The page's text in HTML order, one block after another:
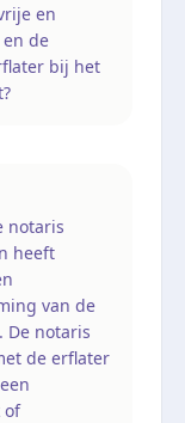
en
de
bij het
notaris
heeft
van de
De notaris
de erflater
of